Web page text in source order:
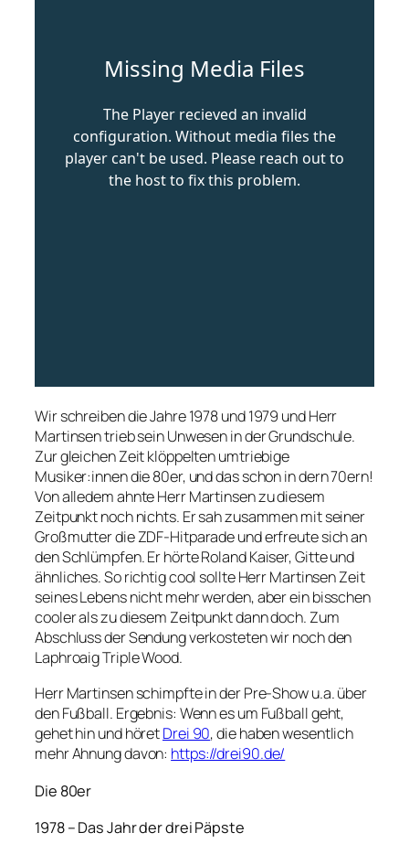
Wir schreiben die Jahre 1978 und 1979 und Herr
Martinsen trieb sein Unwesen in der Grundschule.
Zur gleichen Zeit klöppelten umtriebige
Musiker:innen die 80er, und das schon in dern 70ern!
Von alledem ahnte Herr Martinsen zu diesem
Zeitpunkt noch nichts. Er sah zusammen mit seiner
Großmutter die ZDF-Hitparade und erfreute sich an
den Schlümpfen. Er hörte Roland Kaiser, Gitte und
ähnliches. So richtig cool sollte Herr Martinsen Zeit
seines Lebens nicht mehr werden, aber ein bisschen
cooler als zu diesem Zeitpunkt dann doch. Zum
Abschluss der Sendung verkosteten wir noch den
Laphroaig Triple Wood.
Herr Martinsen schimpfte in der Pre-Show u.a. über
den Fußball. Ergebnis: Wenn es um Fußball geht,
gehet hin und höretDrei 90, die haben wesentlich
mehr Ahnung davon: https://drei90.de/
Die 80er
1978 – Das Jahr der drei Päpste